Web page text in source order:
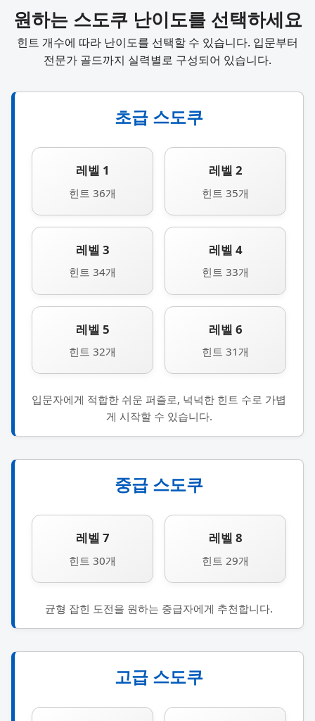
원하는 스도쿠 난이도를 선택하세요
힌트 개수에 따라 난이도를 선택할 수 있습니다. 입문부터
전문가 골드까지 실력별로 구성되어 있습니다.
초급 스도쿠
레벨 1
힌트 36개
레벨 2
힌트 35개
레벨 3
힌트 34개
레벨 4
힌트 33개
레벨 5
힌트 32개
레벨 6
힌트 31개
입문자에게 적합한 쉬운 퍼즐로, 넉넉한 힌트 수로 가볍
게 시작할 수 있습니다.
중급 스도쿠
레벨 7
힌트 30개
레벨 8
힌트 29개
균형 잡힌 도전을 원하는 중급자에게 추천합니다.
고급 스도쿠